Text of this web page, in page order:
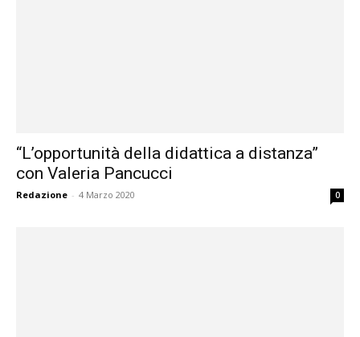
“L’opportunità della didattica a distanza”
con Valeria Pancucci
Redazione - 4 Marzo 2020 0